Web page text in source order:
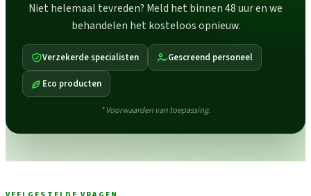
Niet helemaal tevreden? Meld het binnen 48 uur en we
behandelen het kosteloos opnieuw.
Verzekerde specialisten Gescreend personeel
Eco producten
* Voorwaarden van toepassing.